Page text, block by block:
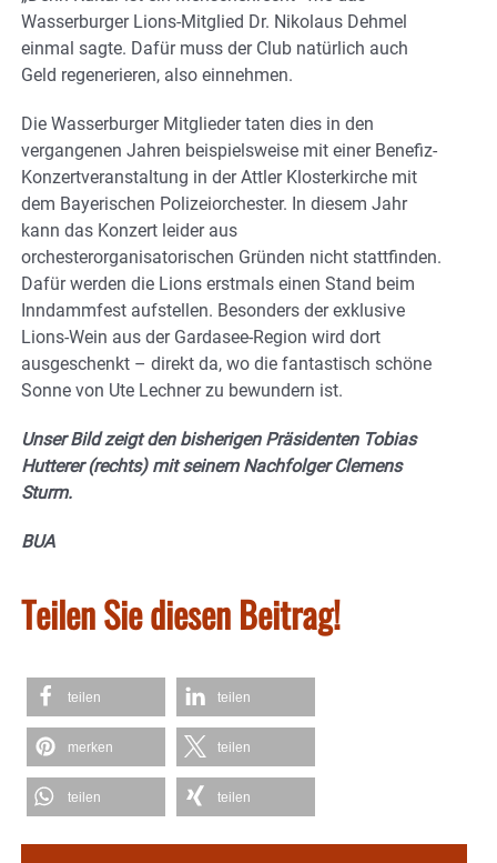
Wasserburger Lions-Mitglied Dr. Nikolaus Dehmel
einmal sagte. Dafür muss der Club natürlich auch
Geld regenerieren, also einnehmen.
Die Wasserburger Mitglieder taten dies in den
vergangenen Jahren beispielsweise mit einer Benefiz-
Konzertveranstaltung in der Attler Klosterkirche mit
dem Bayerischen Polizeiorchester. In diesem Jahr
kann das Konzert leider aus
orchesterorganisatorischen Gründen nicht stattfinden.
Dafür werden die Lions erstmals einen Stand beim
Inndammfest aufstellen. Besonders der exklusive
Lions-Wein aus der Gardasee-Region wird dort
ausgeschenkt – direkt da, wo die fantastisch schöne
Sonne von Ute Lechner zu bewundern ist.
Unser Bild zeigt den bisherigen Präsidenten Tobias
Hutterer (rechts) mit seinem Nachfolger Clemens
Sturm.
BUA
Teilen Sie diesen Beitrag!
teilen teilen
merken teilen
teilen teilen